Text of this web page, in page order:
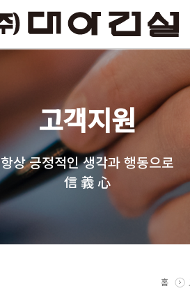
고객지원
항상 긍정적인 생각과 행동으로
信 義 心
홈